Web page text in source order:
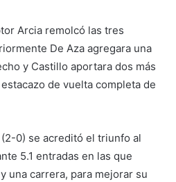
Arcia remolcó las tres
De Aza agregara una
y Castillo aportara dos más
de vuelta completa de
0) se acreditó el triunfo al
5.1 entradas en las que
una carrera, para mejorar su